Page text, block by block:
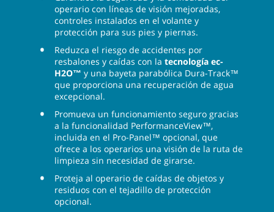
operario con líneas de visión mejoradas,
controles instalados en el volante y
protección para sus pies y piernas.
Reduzca el riesgo de accidentes por
resbalones y caídas con la tecnología ec-
H2O™ y una bayeta parabólica Dura-Track™
que proporciona una recuperación de agua
excepcional.
Promueva un funcionamiento seguro gracias
a la funcionalidad PerformanceView™,
incluida en el Pro-Panel™ opcional, que
ofrece a los operarios una visión de la ruta de
limpieza sin necesidad de girarse.
Proteja al operario de caídas de objetos y
residuos con el tejadillo de protección
opcional.